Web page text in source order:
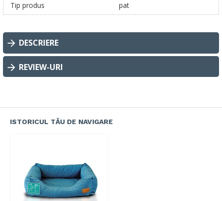
Tip produs
pat
DESCRIERE
REVIEW-URI
ISTORICUL TĂU DE NAVIGARE